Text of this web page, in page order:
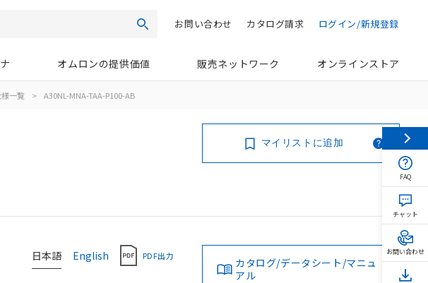
検索 ログイン/新規登録
カタログ請求
お問い合わせ
オムロンの提供価値 販売ネットワーク オンラインストア
一覧 > A30NL-MNA-TAA-P100-AB
マイリストに追加
日本語 English PDF出力
カタログ/データシート/マニュ
アル
FAQ
チャット
お問い合わせ